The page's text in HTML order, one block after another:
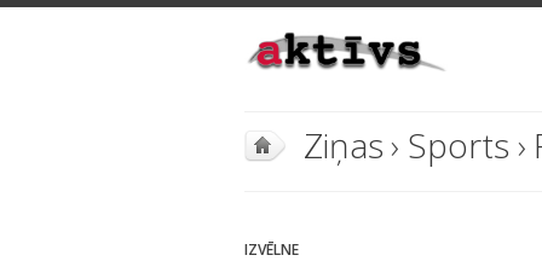
Ziņas› Sports ›
IZVĒLNE